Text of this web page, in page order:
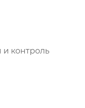
и контроль